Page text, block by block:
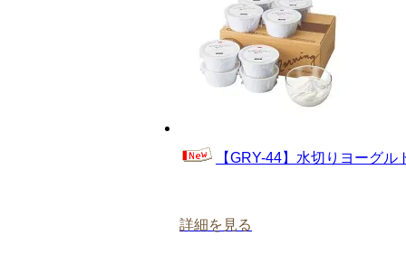
【GRY-44】水切りヨーグル
詳細を見る